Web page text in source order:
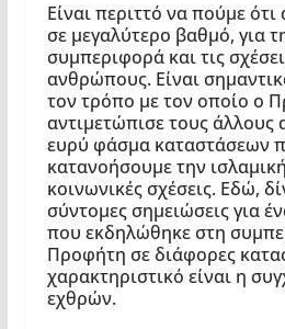
Είναι περιττό να πούμε ότι
σε μεγαλύτερο βαθμό, για
συμπεριφορά και τις
ανθρώπους. Είναι
τον τρόπο με τον οποίο ο
αντιμετώπισε τους
ευρύ φάσμα καταστάσεων
κατανοήσουμε την
κοινωνικές σχέσεις. Εδώ,
σύντομες σημειώσεις για
που εκδηλώθηκε στη
Προφήτη σε διάφορες
χαρακτηριστικό είναι η
εχθρών.